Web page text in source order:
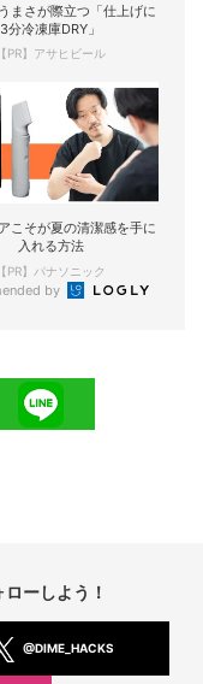
まさが際立つ「仕上げに
3分冷凍庫DRY」
【PR】アサヒビール
こそが夏の清潔感を手に
入れる方法
【PR】パナソニック
by
ーしよう！
@DIME_HACKS